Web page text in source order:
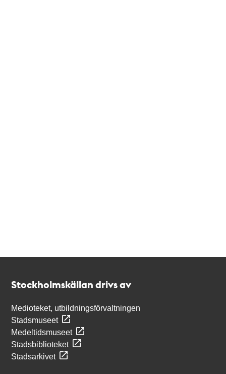
Stockholmskällan drivs av
Medioteket, utbildningsförvaltningen
Stadsmuseet
Medeltidsmuseet
Stadsbiblioteket
Stadsarkivet